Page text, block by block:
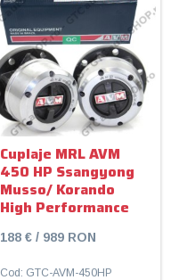
Cuplaje MRL AVM
450 HP Ssangyong
Musso/ Korando
High Performance
188 € / 989 RON
Cod: GTC-AVM-450HP